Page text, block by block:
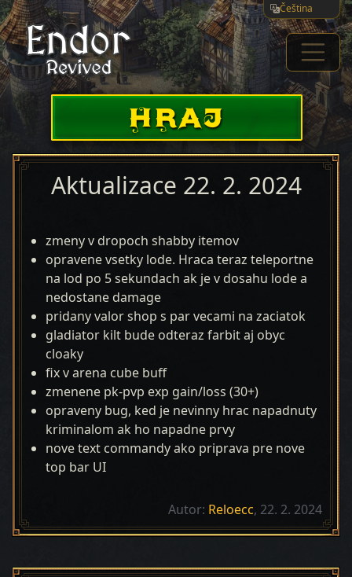
Čeština
HRAJ
Aktualizace 22. 2. 2024
zmeny v dropoch shabby itemov
opravene vsetky lode. Hraca teraz teleportne
na lod po 5 sekundach ak je v dosahu lode a
nedostane damage
pridany valor shop s par vecami na zaciatok
gladiator kilt bude odteraz farbit aj obyc
cloaky
fix v arena cube buff
zmenene pk-pvp exp gain/loss (30+)
opraveny bug, ked je nevinny hrac napadnuty
kriminalom ak ho napadne prvy
nove text commandy ako priprava pre nove
top bar UI
Autor: Reloecc, 22. 2. 2024